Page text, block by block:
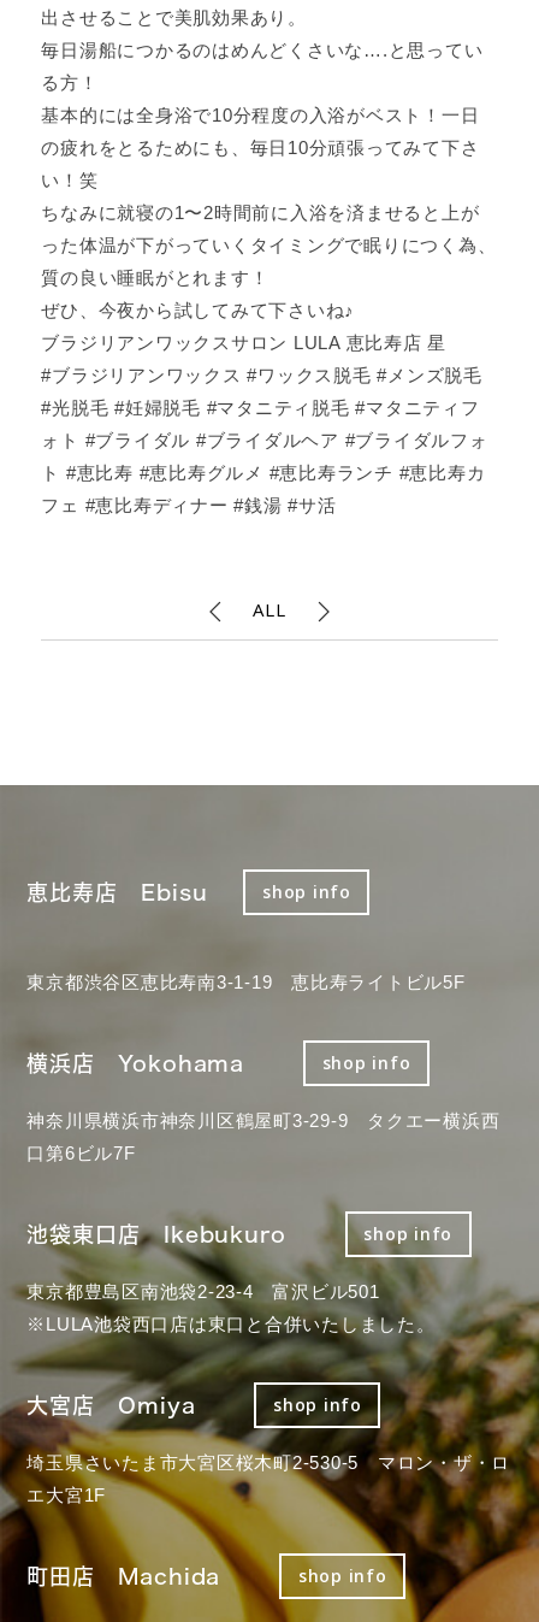
出させることで美肌効果あり。
毎日湯船につかるのはめんどくさいな….と思ってい
る方！
基本的には全身浴で10分程度の入浴がベスト！一日
の疲れをとるためにも、毎日10分頑張ってみて下さ
い！笑
ちなみに就寝の1〜2時間前に入浴を済ませると上が
った体温が下がっていくタイミングで眠りにつく為、
質の良い睡眠がとれます！
ぜひ、今夜から試してみて下さいね♪
ブラジリアンワックスサロン LULA 恵比寿店 星
#ブラジリアンワックス #ワックス脱毛 #メンズ脱毛
#光脱毛 #妊婦脱毛 #マタニティ脱毛 #マタニティフ
ォト #ブライダル #ブライダルヘア #ブライダルフォ
ト #恵比寿 #恵比寿グルメ #恵比寿ランチ #恵比寿カ
フェ #恵比寿ディナー #銭湯 #サ活
ALL
恵比寿店 Ebisu shop info
東京都渋谷区恵比寿南3-1-19 恵比寿ライトビル5F
横浜店 Yokohama shop info
神奈川県横浜市神奈川区鶴屋町3-29-9 タクエー横浜西
口第6ビル7F
池袋東口店 Ikebukuro shop info
東京都豊島区南池袋2-23-4 富沢ビル501
※LULA池袋西口店は東口と合併いたしました。
大宮店 Omiya shop info
埼玉県さいたま市大宮区桜木町2-530-5 マロン・ザ・ロ
エ大宮1F
町田店 Machida shop info